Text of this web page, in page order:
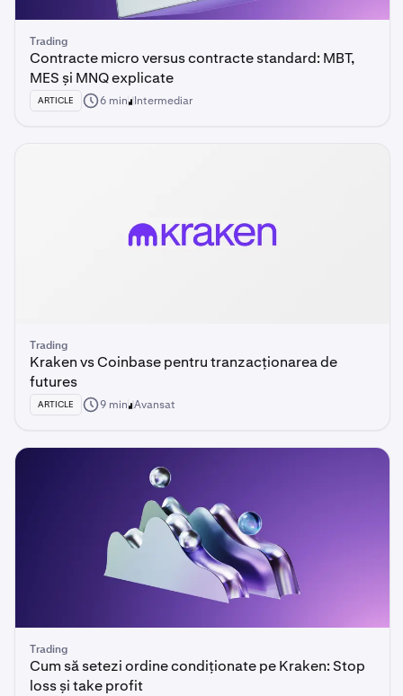
Trading
Contracte micro versus contracte standard: MBT,
MES și MNQ explicate
ARTICLE 6 min Intermediar
Trading
Kraken vs Coinbase pentru tranzacționarea de
futures
ARTICLE 9 min Avansat
Trading
Cum să setezi ordine condiționate pe Kraken: Stop
loss și take profit